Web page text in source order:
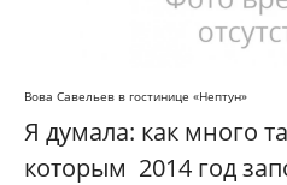
Вова Савельев в гостинице «Нептун»
Я думала: как много
которым 2014 год